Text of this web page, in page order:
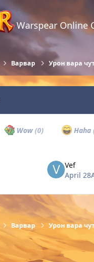
Warspear Online
Варвар Урон вара
Wow(0) Haha
Vef
April 28
Варвар Урон вара